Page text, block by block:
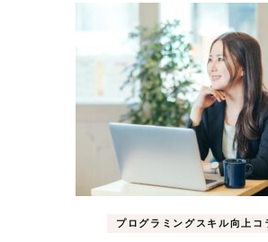
プログラミングスキル向上コ